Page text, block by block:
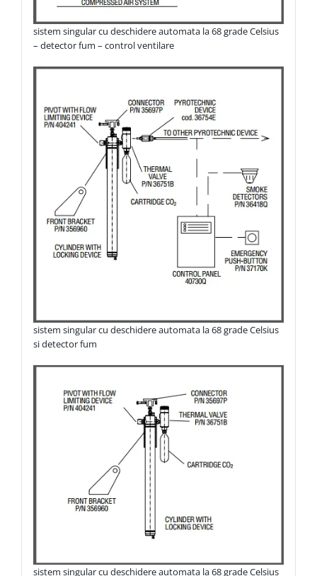
sistem singular cu deschidere automata la 68 grade Celsius
– detector fum – control ventilare
sistem singular cu deschidere automata la 68 grade Celsius
si detector fum
sistem singular cu deschidere automata la 68 grade Celsius